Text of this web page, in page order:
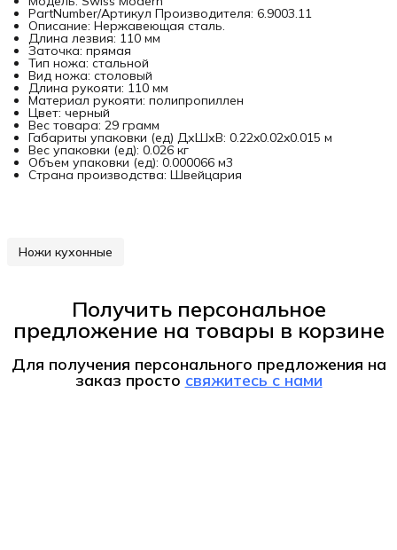
PartNumber/Артикул Производителя: 6.9003.11
Описание: Нержавеющая сталь.
Длина лезвия: 110 мм
Заточка: прямая
Тип ножа: стальной
Вид ножа: столовый
Длина рукояти: 110 мм
Материал рукояти: полипропиллен
Цвет: черный
Вес товара: 29 грамм
Габариты упаковки (ед) ДхШхВ: 0.22x0.02x0.015 м
Вес упаковки (ед): 0.026 кг
Объем упаковки (ед): 0.000066 м3
Страна производства: Швейцария
Ножи кухонные
Получить персональное
предложение на товары в корзине
Для получения персонального предложения на
заказ просто свяжитесь с нами